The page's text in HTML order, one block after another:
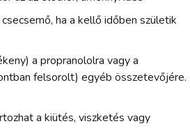
ha a kellő időben születik
a propranololra vagy a
felsorolt) egyéb összetevőjére.
a kiütés, viszketés vagy